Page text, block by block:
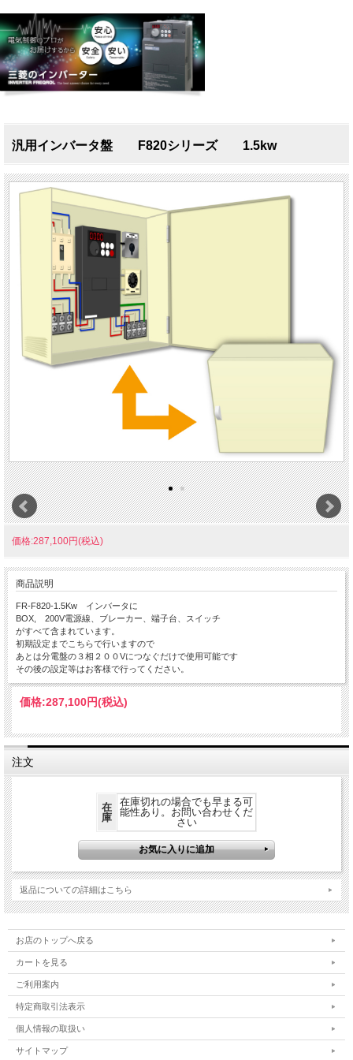
汎用インバータ盤 F820シリーズ 1.5kw
価格:287,100円(税込)
商品説明
FR-F820-1.5Kw インバータに
BOX, 200V電源線、ブレーカー、端子台、スイッチ
がすべて含まれています。
初期設定までこちらで行いますので
あとは分電盤の３相２００Vにつなぐだけで使用可能です
その後の設定等はお客様で行ってください。
価格:287,100円(税込)
注文
在
庫
在庫切れの場合でも早まる可
能性あり。お問い合わせくだ
さい
返品についての詳細はこちら
お店のトップへ戻る
カートを見る
ご利用案内
特定商取引法表示
個人情報の取扱い
サイトマップ